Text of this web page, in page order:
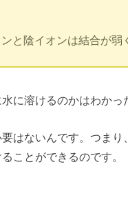
と陰イオンは結合が弱
に溶けるのかはわかっ
はないんです。つま
ことができるのです。